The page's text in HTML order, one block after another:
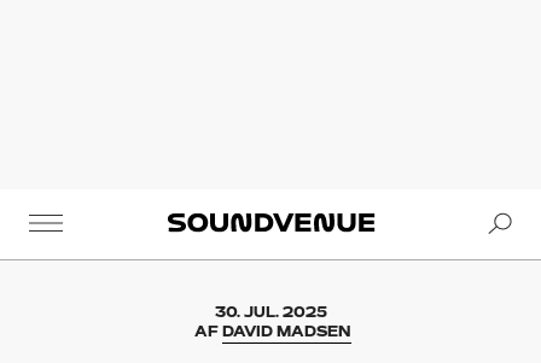
Soundvenue
30. JUL. 2025
AF DAVID MADSEN